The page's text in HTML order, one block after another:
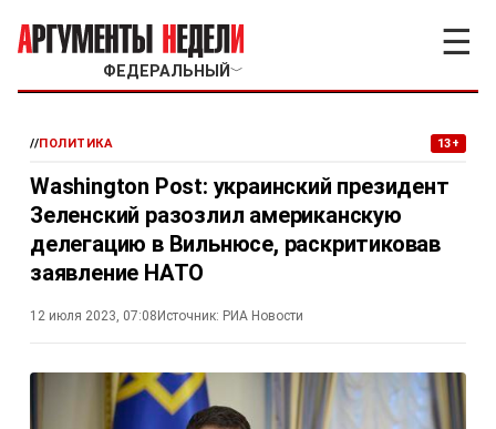
ФЕДЕРАЛЬНЫЙ ﹀
☰
//ПОЛИТИКА 13+
Washington Post: украинский президент
Зеленский разозлил американскую
делегацию в Вильнюсе, раскритиковав
заявление НАТО
12 июля 2023, 07:08 Источник: РИА Новости